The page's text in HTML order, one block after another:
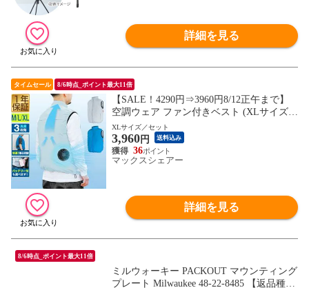
詳細を見る
タイムセール 8/6時点_ポイント最大11倍
【SALE！4290円⇒3960円8/12正午まで】
空調ウェア ファン付きベスト (XLサイズ/
グレー/モバイルバッテリー付セット) 男女
兼用 空調ウェア 空調ファン付き 電動ファ
ン付き USB電源供給 モバイルバッテリー
対応 熱中症対策 涼感 空調作業服 作業着
XLサイズ／セット
3,960円 送料込み
36
マックスシェアー
詳細を見る
8/6時点_ポイント最大11倍
ミルウォーキー PACKOUT マウンティング
プレート Milwaukee 48-22-8485 【返品種別